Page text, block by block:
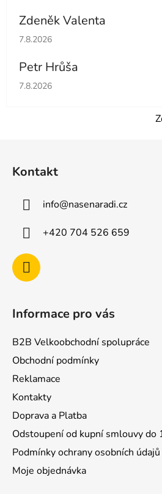
Zdeněk Valenta
Hodnocení obchodu je 5 z 5
7.8.2026
Petr Hrůša
Hodnocení obchodu je 5 z 5
7.8.2026
Kontakt
info@nasenaradi.cz
+420 704 526 659
Informace pro vás
B2B Velkoobchodní spolupráce
Obchodní podmínky
Reklamace
Kontakty
Doprava a Platba
Odstoupení od kupní smlouvy do
Podmínky ochrany osobních údajů
Moje objednávka